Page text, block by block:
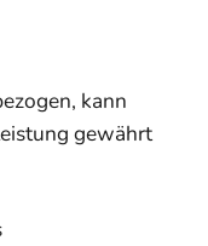
kann
gewährt